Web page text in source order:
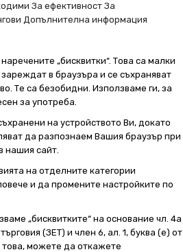
За ефективност За
Допълнителна информация
„бисквитки“. Това са малки
в браузъра и се съхраняват
Те са безобидни. Използваме ги, за
за употреба.
на устройството Ви, докато
да разпознаем Вашия браузър при
нашия сайт.
на отделните категории
и да промените настройките по
„бисквитките“ на основание чл. 4а
(ЗЕТ) и член 6, ал. 1, буква (е) от
това, можете да откажете